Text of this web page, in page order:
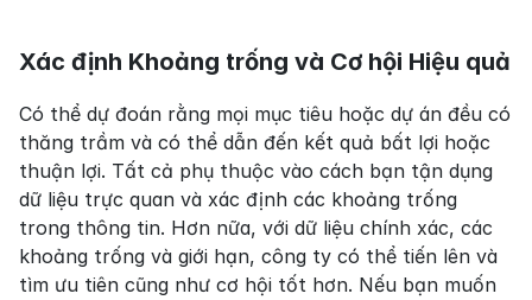
Xác định Khoảng trống và Cơ hội Hiệu quả
Có thể dự đoán rằng mọi mục tiêu hoặc dự án đều có
thăng trầm và có thể dẫn đến kết quả bất lợi hoặc
thuận lợi. Tất cả phụ thuộc vào cách bạn tận dụng
dữ liệu trực quan và xác định các khoảng trống
trong thông tin. Hơn nữa, với dữ liệu chính xác, các
khoảng trống và giới hạn, công ty có thể tiến lên và
tìm ưu tiên cũng như cơ hội tốt hơn. Nếu bạn muốn